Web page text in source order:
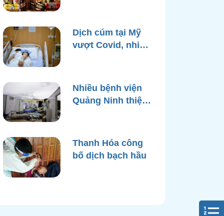
Dịch cúm tại Mỹ
vượt Covid, nhiều
Nhiều bệnh viện
Quảng Ninh thiệt
Yagi
Thanh Hóa công
bố dịch bạch hầu